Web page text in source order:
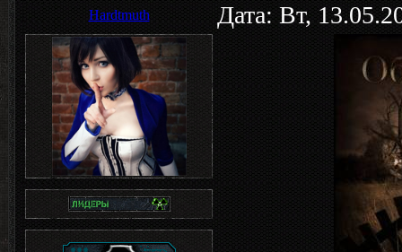
Hardtmuth
Дата: Вт,